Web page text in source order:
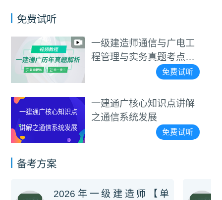
免费试听
信与广电工
真题考点班
免费试听
识点讲解
免费试听
2023年3月一建《工程
法规》补考卷真题解
2023年3月
规》补考卷
一级建造师通信与广
一级建造师
备考方案
2026年一级建造师【单